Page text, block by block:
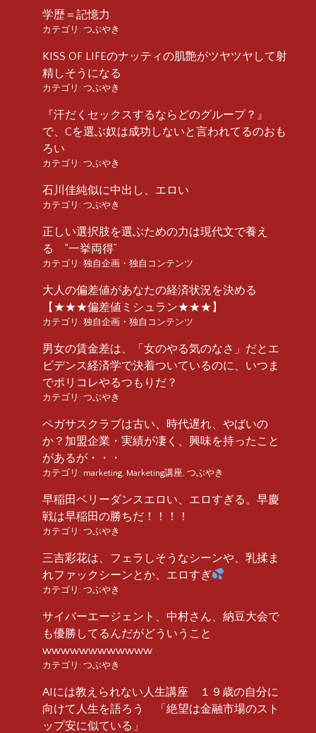
学歴＝記憶力
カテゴリ: つぶやき
KISS OF LIFEのナッティの肌艶がツヤツヤして射
精しそうになる
カテゴリ: つぶやき
『汗だくセックスするならどのグループ？』
で、Cを選ぶ奴は成功しないと言われてるのおも
ろい
カテゴリ: つぶやき
石川佳純似に中出し、エロい
カテゴリ: つぶやき
正しい選択肢を選ぶための力は現代文で養え
る “一挙両得”
カテゴリ: 独自企画・独自コンテンツ
大人の偏差値があなたの経済状況を決める
【★★★偏差値ミシュラン★★★】
カテゴリ: 独自企画・独自コンテンツ
男女の賃金差は、「女のやる気のなさ」だとエ
ビデンス経済学で決着ついているのに、いつま
でポリコレやるつもりだ？
カテゴリ: つぶやき
ペガサスクラブは古い、時代遅れ、やばいの
か？加盟企業・実績が凄く、興味を持ったこと
があるが・・・
カテゴリ: marketing Marketing講座 つぶやき
早稲田ベリーダンスエロい、エロすぎる。早慶
戦は早稲田の勝ちだ！！！！
カテゴリ: つぶやき
三吉彩花は、フェラしそうなシーンや、乳揉ま
れファックシーンとか、エロすぎ
カテゴリ: つぶやき
サイバーエージェント、中村さん、納豆大会で
も優勝してるんだがどういうこと
wwwwwwwwwwww
カテゴリ: つぶやき
AIには教えられない人生講座 １９歳の自分に
向けて人生を語ろう 「絶望は金融市場のスト
ップ安に似ている」